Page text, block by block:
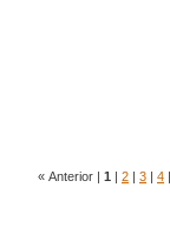
« Anterior | 1 | 2 | 3 | 4